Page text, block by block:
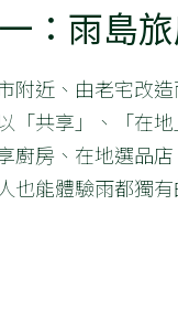
：雨島
附近、由老宅改
「共享」、「在
廚房、在地選品
也能體驗雨都獨